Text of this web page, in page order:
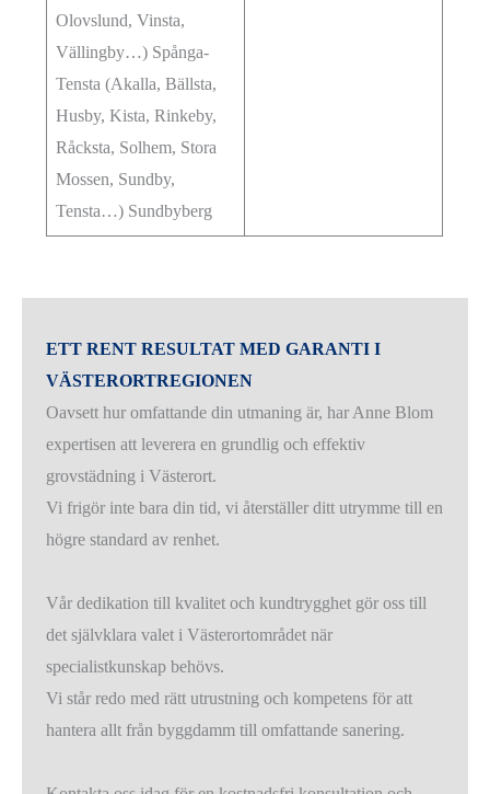
Olovslund, Vinsta,
Vällingby…) Spånga-
Tensta (Akalla, Bällsta,
Husby, Kista, Rinkeby,
Råcksta, Solhem, Stora
Mossen, Sundby,
Tensta…) Sundbyberg
ETT RENT RESULTAT MED GARANTI I
VÄSTERORTREGIONEN
Oavsett hur omfattande din utmaning är, har Anne Blom
expertisen att leverera en grundlig och effektiv
grovstädning i Västerort.
Vi frigör inte bara din tid, vi återställer ditt utrymme till en
högre standard av renhet.
Vår dedikation till kvalitet och kundtrygghet gör oss till
det självklara valet i Västerortområdet när
specialistkunskap behövs.
Vi står redo med rätt utrustning och kompetens för att
hantera allt från byggdamm till omfattande sanering.